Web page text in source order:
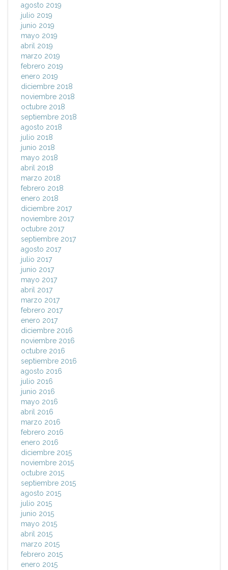
agosto 2019
julio 2019
junio 2019
mayo 2019
abril 2019
marzo 2019
febrero 2019
enero 2019
diciembre 2018
noviembre 2018
octubre 2018
septiembre 2018
agosto 2018
julio 2018
junio 2018
mayo 2018
abril 2018
marzo 2018
febrero 2018
enero 2018
diciembre 2017
noviembre 2017
octubre 2017
septiembre 2017
agosto 2017
julio 2017
junio 2017
mayo 2017
abril 2017
marzo 2017
febrero 2017
enero 2017
diciembre 2016
noviembre 2016
octubre 2016
septiembre 2016
agosto 2016
julio 2016
junio 2016
mayo 2016
abril 2016
marzo 2016
febrero 2016
enero 2016
diciembre 2015
noviembre 2015
octubre 2015
septiembre 2015
agosto 2015
julio 2015
junio 2015
mayo 2015
abril 2015
marzo 2015
febrero 2015
enero 2015